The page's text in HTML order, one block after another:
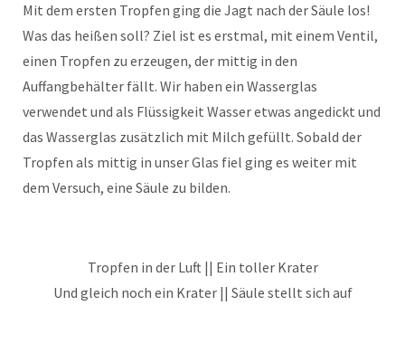
Mit dem ersten Tropfen ging die Jagt nach der Säule los!
Was das heißen soll? Ziel ist es erstmal, mit einem Ventil,
einen Tropfen zu erzeugen, der mittig in den
Auffangbehälter fällt. Wir haben ein Wasserglas
verwendet und als Flüssigkeit Wasser etwas angedickt und
das Wasserglas zusätzlich mit Milch gefüllt. Sobald der
Tropfen als mittig in unser Glas fiel ging es weiter mit
dem Versuch, eine Säule zu bilden.
Tropfen in der Luft || Ein toller Krater
Und gleich noch ein Krater || Säule stellt sich auf